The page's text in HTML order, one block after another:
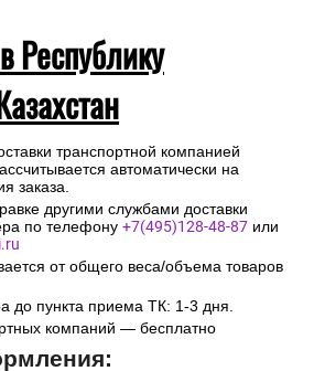
Республику
транспортной компанией
автоматически на
заказа.
другими службами доставки
по телефону +7(495)128-48-87 или
от общего веса/объема товаров
до пункта приема ТК: 1-3 дня.
компаний — бесплатно